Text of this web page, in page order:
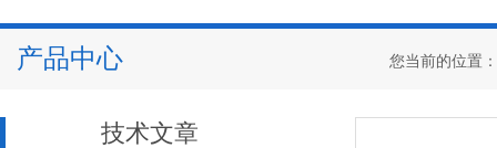
产品中心 您当前的位置：
技术文章